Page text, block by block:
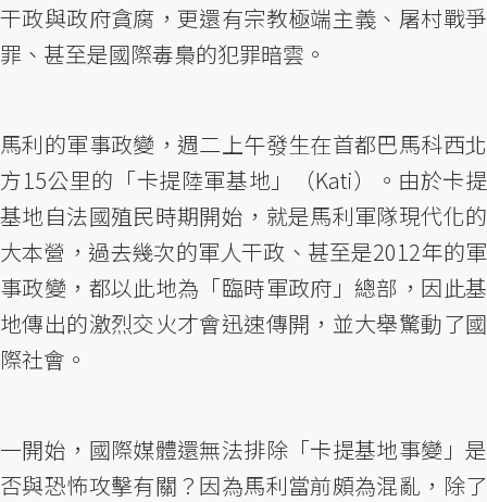
干政與政府貪腐，更還有宗教極端主義、屠村戰爭
罪、甚至是國際毒梟的犯罪暗雲。
馬利的軍事政變，週二上午發生在首都巴馬科西北
方15公里的「卡提陸軍基地」（Kati）。由於卡提
基地自法國殖民時期開始，就是馬利軍隊現代化的
大本營，過去幾次的軍人干政、甚至是2012年的軍
事政變，都以此地為「臨時軍政府」總部，因此基
地傳出的激烈交火才會迅速傳開，並大舉驚動了國
際社會。
一開始，國際媒體還無法排除「卡提基地事變」是
否與恐怖攻擊有關？因為馬利當前頗為混亂，除了